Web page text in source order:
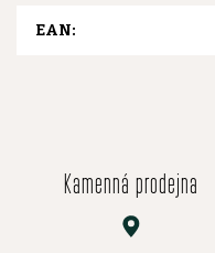
EAN:
Kamenná prodejna